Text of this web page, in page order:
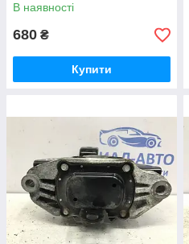
В наявності
680 ₴
Купити